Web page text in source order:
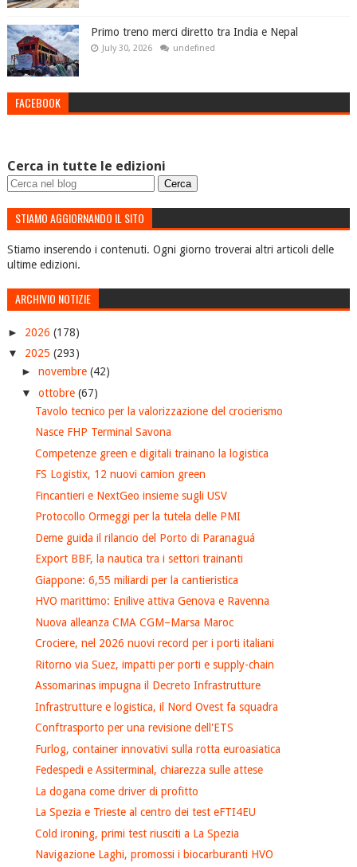
Primo treno merci diretto tra India e Nepal
July 30, 2026 undefined
FACEBOOK
Cerca in tutte le edizioni
STIAMO AGGIORNANDO IL SITO
Stiamo inserendo i contenuti. Ogni giorno troverai altri articoli delle
ultime edizioni.
ARCHIVIO NOTIZIE
► 2026 (178)
▼ 2025 (293)
► novembre (42)
▼ ottobre (67)
Tavolo tecnico per la valorizzazione del crocierismo
Nasce FHP Terminal Savona
Competenze green e digitali trainano la logistica
FS Logistix, 12 nuovi camion green
Fincantieri e NextGeo insieme sugli USV
Protocollo Ormeggi per la tutela delle PMI
Deme guida il rilancio del Porto di Paranaguá
Export BBF, la nautica tra i settori trainanti
Giappone: 6,55 miliardi per la cantieristica
HVO marittimo: Enilive attiva Genova e Ravenna
Nuova alleanza CMA CGM–Marsa Maroc
Crociere, nel 2026 nuovi record per i porti italiani
Ritorno via Suez, impatti per porti e supply-chain
Assomarinas impugna il Decreto Infrastrutture
Infrastrutture e logistica, il Nord Ovest fa squadra
Conftrasporto per una revisione dell'ETS
Furlog, container innovativi sulla rotta euroasiatica
Fedespedi e Assiterminal, chiarezza sulle attese
La dogana come driver di profitto
La Spezia e Trieste al centro dei test eFTI4EU
Cold ironing, primi test riusciti a La Spezia
Navigazione Laghi, promossi i biocarburanti HVO